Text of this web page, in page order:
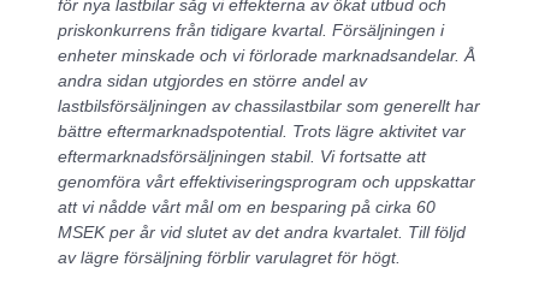
för nya lastbilar såg vi effekterna av ökat utbud och
priskonkurrens från tidigare kvartal. Försäljningen i
enheter minskade och vi förlorade marknadsandelar. Å
andra sidan utgjordes en större andel av
lastbilsförsäljningen av chassilastbilar som generellt har
bättre eftermarknadspotential. Trots lägre aktivitet var
eftermarknadsförsäljningen stabil. Vi fortsatte att
genomföra vårt effektiviseringsprogram och uppskattar
att vi nådde vårt mål om en besparing på cirka 60
MSEK per år vid slutet av det andra kvartalet. Till följd
av lägre försäljning förblir varulagret för högt.